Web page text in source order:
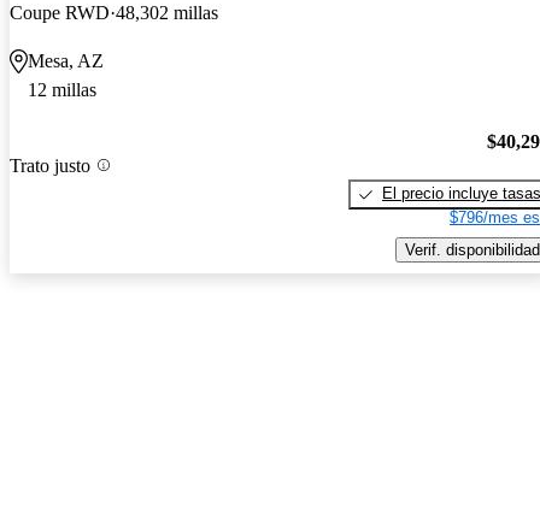
Coupe RWD 48,302 millas
Mesa, AZ
12 millas
Trato justo
El precio incluye tasas
$796/mes
Verif. disponibilidad